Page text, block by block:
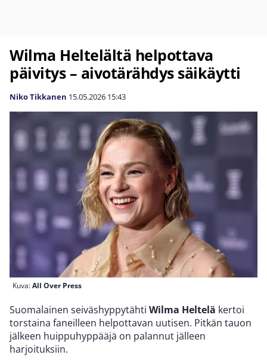
Wilma Heltelältä helpottava
päivitys – aivotärähdys säikäytti
Niko Tikkanen 15.05.2026 15:43
Kuva:All Over Press
Suomalainen seiväshyppytähti Wilma Heltelä kertoi
torstaina faneilleen helpottavan uutisen. Pitkän tauon
jälkeen huippuhyppääjä on palannut jälleen
harjoituksiin.